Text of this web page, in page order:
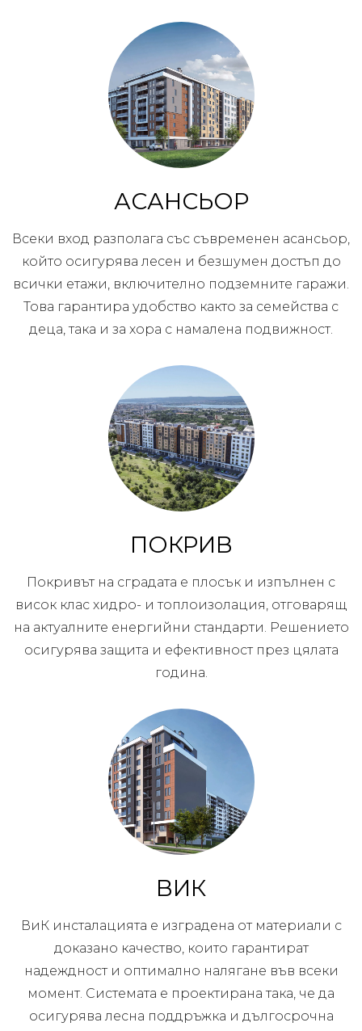
АСАНСЬОР
Всеки вход разполага със съвременен асансьор,
който осигурява лесен и безшумен достъп до
всички етажи, включително подземните гаражи.
Това гарантира удобство както за семейства с
деца, така и за хора с намалена подвижност.
ПОКРИВ
Покривът на сградата е плосък и изпълнен с
висок клас хидро- и топлоизолация, отговарящ
на актуалните енергийни стандарти. Решението
осигурява защита и ефективност през цялата
година.
ВИК
ВиК инсталацията е изградена от материали с
доказано качество, които гарантират
надеждност и оптимално налягане във всеки
момент. Системата е проектирана така, че да
осигурява лесна поддръжка и дългосрочна